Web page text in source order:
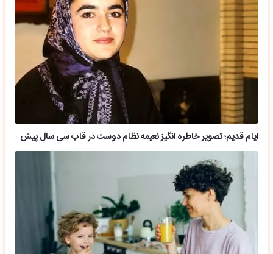
ایام قدیم؛ تصویر خاطره انگیز نعیمه نظام دوست در قاب سی سال پیش